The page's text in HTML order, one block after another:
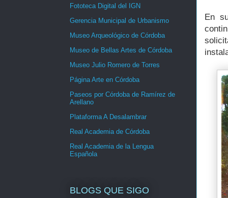
En
Fototeca Digital del IGN
Gerencia Municipal de Urbanismo
Museo Arqueológico de Córdoba
Museo de Bellas Artes de Córdoba
Museo Julio Romero de Torres
Página Arte en Córdoba
Paseos por Córdoba de Ramírez de
Arellano
Plataforma A Desalambrar
Real Academia de Córdoba
Real Academia de la Lengua
Española
BLOGS QUE SIGO